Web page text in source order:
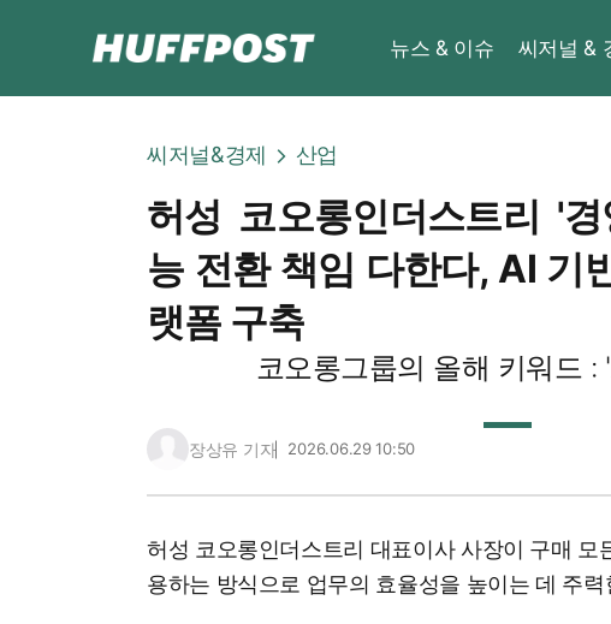
뉴스 & 이슈 씨저널 &
씨저널&경제 산업
허성 코오롱인더스트리 '
능 전환 책임 다한다, AI 기
랫폼 구축
코오롱그룹의 올해 키워드 :
장상유 기자 2026.06.29 10:50
허성 코오롱인더스트리 대표이사 사장이 구매 모
용하는 방식으로 업무의 효율성을 높이는 데 주력